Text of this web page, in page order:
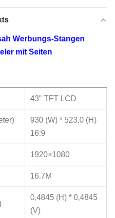
Werbungs-Stangen
mit Seiten
43" TFT LCD
930 (W) * 523,0 (H)
16:9
1920×1080
16.7M
0,4845 (H) * 0,4845
(V)